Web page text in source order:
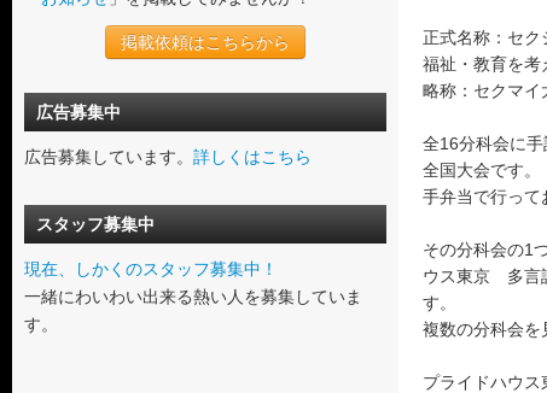
掲載依頼はこちらから
広告募集中
広告募集しています。 詳しくはこちら
スタッフ募集中
現在、しかくのスタッフ募集中！
一緒にわいわい出来る熱い人を募集していま
す。
正式名称：セク
福祉・教育を考
略称：セクマイ
全16分科会に
全国大会です。
手弁当で行って
その分科会の1
ウス東京 多言
す。
複数の分科会を
プライドハウ